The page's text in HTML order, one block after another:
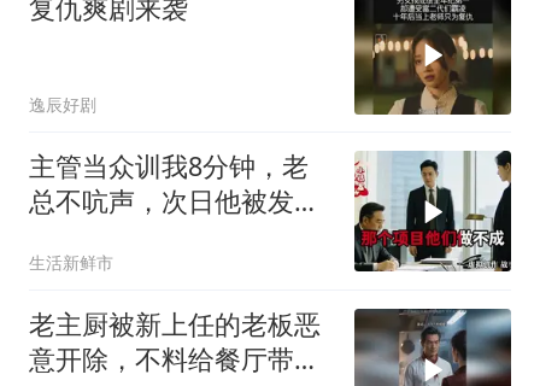
复仇爽剧来袭
逸辰好剧
主管当众训我8分钟，老
总不吭声，次日他被发配
生活新鲜市
老主厨被新上任的老板恶
意开除，不料给餐厅带来